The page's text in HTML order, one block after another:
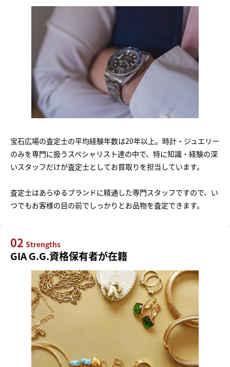
宝石広場の査定士の平均経験年数は20年以上。時計・ジュエリー
のみを専門に扱うスペシャリスト達の中で、特に知識・経験の深
いスタッフだけが査定士としてお買取りを担当しています。
査定士はあらゆるブランドに精通した専門スタッフですので、い
つでもお客様の目の前でしっかりとお品物を査定できます。
02 Strengths
GIA G.G.資格保有者が在籍